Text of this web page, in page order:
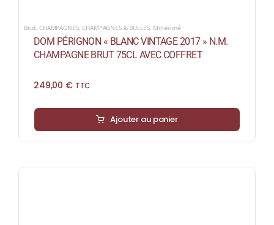
Brut ,CHAMPAGNES,CHAMPAGNES & BULLES, Millésimé
DOM PÉRIGNON « BLANC VINTAGE 2017 » N.M.
CHAMPAGNE BRUT 75CL AVEC COFFRET
249,00 € TTC
Ajouter au panier